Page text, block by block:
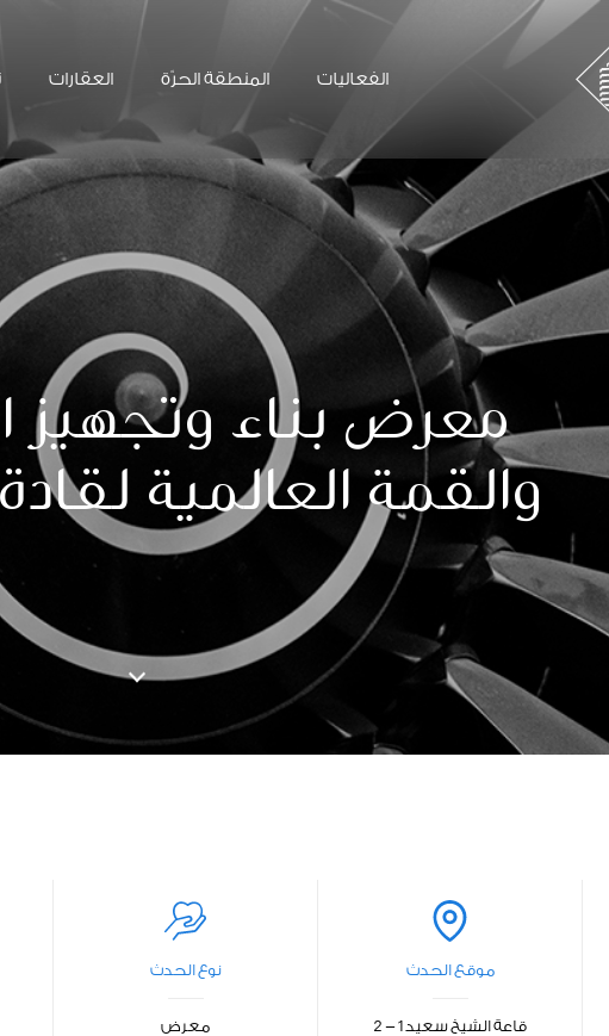
الفعاليات المنطقة الحرّة العقارات
معرض بناء وتجهيز
والقمة العالمية
موقع الحدث
قاعة الشيخ سعيد 1 - 2
نوع الحدث
معرض